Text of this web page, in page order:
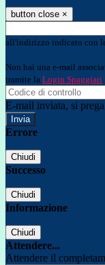
button close ×
all'indirizzo indicato con
Non hai una e-mail
tramite la Login Spaggiari
E-mail inviata, si
Errore
Chiudi
Successo
Chiudi
Informazione
Chiudi
Attendere...
Attendere il